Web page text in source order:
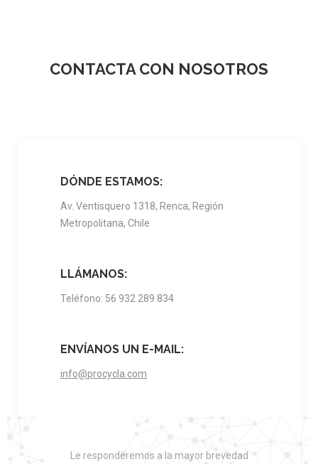
CONTACTA CON NOSOTROS
DÓNDE ESTAMOS:
Av. Ventisquero 1318, Renca, Región
Metropolitana, Chile
LLÁMANOS:
Teléfono: 56 932 289 834
ENVÍANOS UN E-MAIL:
info@procycla.com
Le responderemos a la mayor brevedad